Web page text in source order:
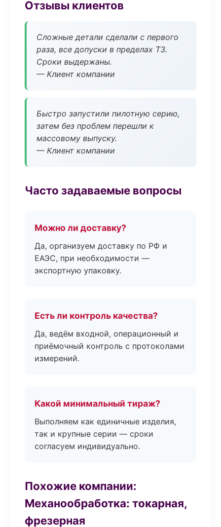
Отзывы клиентов
Сложные детали сделали с первого
раза, все допуски в пределах ТЗ.
Сроки выдержаны.
— Клиент компании
Быстро запустили пилотную серию,
затем без проблем перешли к
массовому выпуску.
— Клиент компании
Часто задаваемые вопросы
Можно ли доставку?
Да, организуем доставку по РФ и
ЕАЭС, при необходимости —
экспортную упаковку.
Есть ли контроль качества?
Да, ведём входной, операционный и
приёмочный контроль с протоколами
измерений.
Какой минимальный тираж?
Выполняем как единичные изделия,
так и крупные серии — сроки
согласуем индивидуально.
Похожие компании:
Механообработка: токарная,
фрезерная